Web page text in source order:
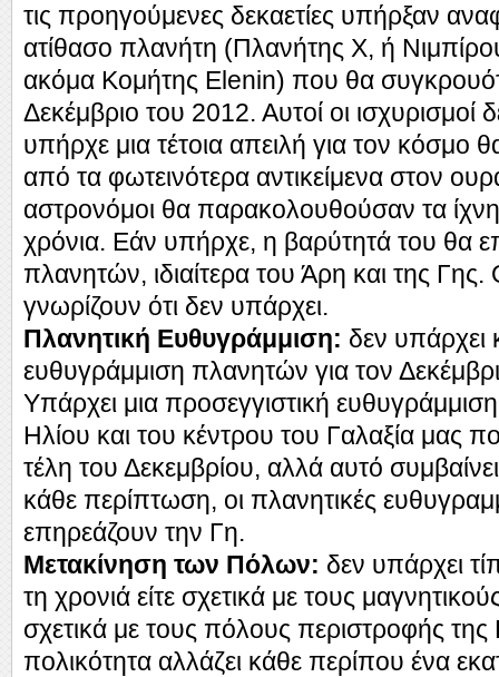
τις προηγούμενες δεκαετίες υπήρξαν
ατίθασο πλανήτη (Πλανήτης Χ, ή
ακόμα Κομήτης Elenin) που θα
Δεκέμβριο του 2012. Αυτοί οι ισχυρισμοί
υπήρχε μια τέτοια απειλή για τον κόσμο
από τα φωτεινότερα αντικείμενα στον
αστρονόμοι θα παρακολουθούσαν τα
χρόνια. Εάν υπήρχε, η βαρύτητά του θα
πλανητών, ιδιαίτερα του Άρη και της Γης.
γνωρίζουν ότι δεν υπάρχει.
Πλανητική Ευθυγράμμιση: δεν υπάρχει
ευθυγράμμιση πλανητών για τον
Υπάρχει μια προσεγγιστική
Ηλίου και του κέντρου του Γαλαξία μας
τέλη του Δεκεμβρίου, αλλά αυτό
κάθε περίπτωση, οι πλανητικές
επηρεάζουν την Γη.
Μετακίνηση των Πόλων: δεν υπάρχει
τη χρονιά είτε σχετικά με τους
σχετικά με τους πόλους περιστροφής
πολικότητα αλλάζει κάθε περίπου ένα